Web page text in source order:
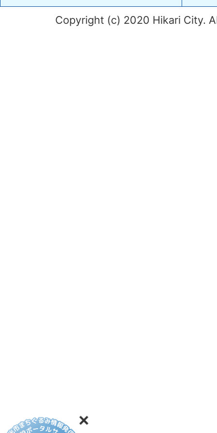
Copyright (c) 2020 Hikari City.